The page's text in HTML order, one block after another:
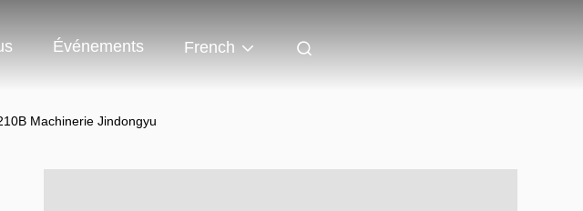
Événements French
Machinerie Jindongyu